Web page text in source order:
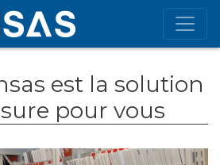
est la solution
pour vous